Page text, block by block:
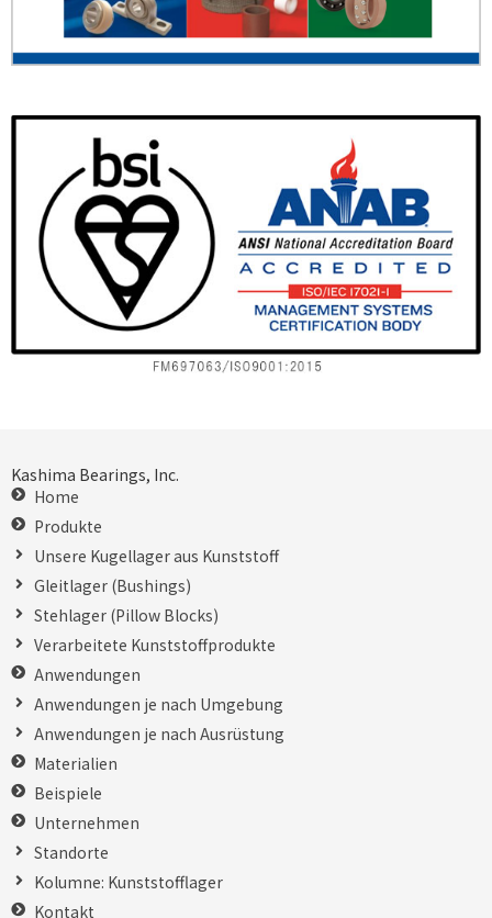
Kashima Bearings, Inc.
Home
Produkte
Unsere Kugellager aus Kunststoff
Gleitlager (Bushings)
Stehlager (Pillow Blocks)
Verarbeitete Kunststoffprodukte
Anwendungen
Anwendungen je nach Umgebung
Anwendungen je nach Ausrüstung
Materialien
Beispiele
Unternehmen
Standorte
Kolumne: Kunststofflager
Kontakt